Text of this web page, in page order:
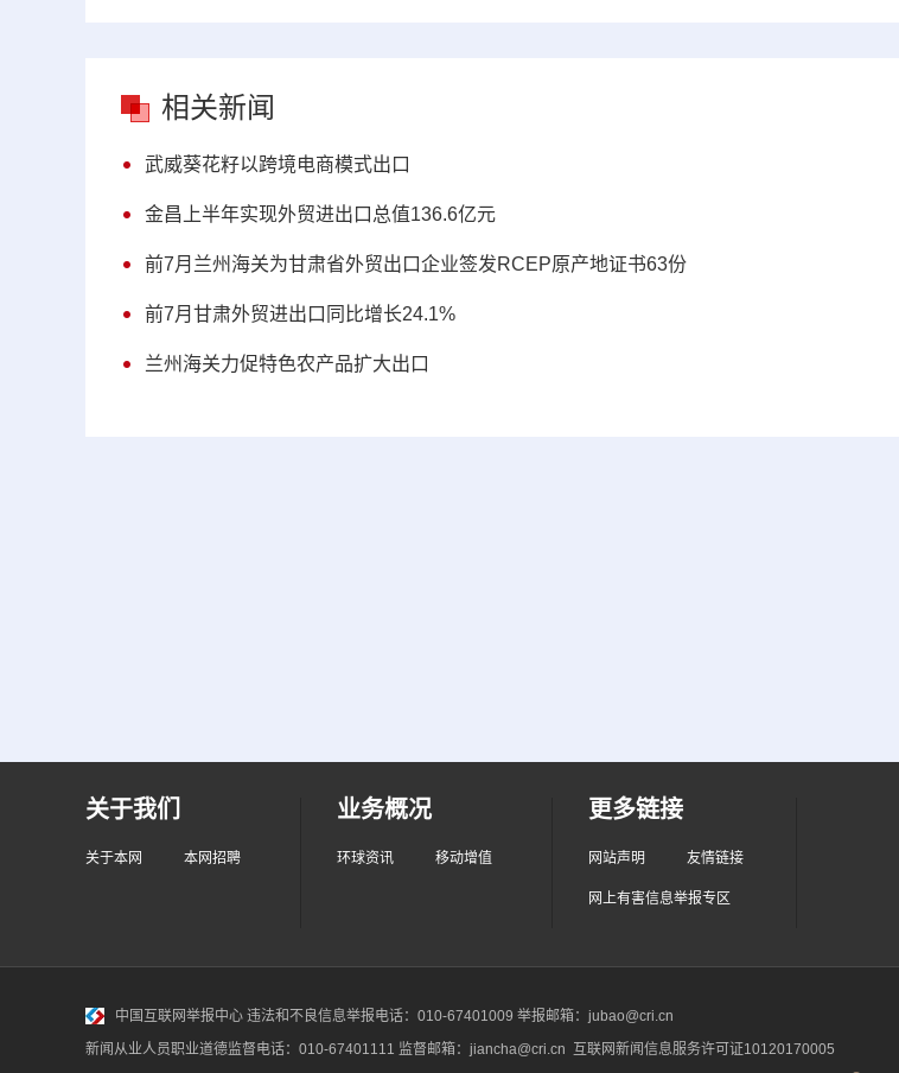
相关新闻
武威葵花籽以跨境电商模式出口
金昌上半年实现外贸进出口总值136.6亿元
前7月兰州海关为甘肃省外贸出口企业签发RCEP原产地证书63份
前7月甘肃外贸进出口同比增长24.1%
兰州海关力促特色农产品扩大出口
关于我们
关于本网 本网招聘
业务概况
环球资讯 移动增值
更多链接
网站声明 友情链接
网上有害信息举报专区
中国互联网举报中心 违法和不良信息举报电话：010-67401009 举报邮箱：jubao@cri.cn
新闻从业人员职业道德监督电话：010-67401111 监督邮箱：jiancha@cri.cn 互联网新闻信息服务许可证10120170005